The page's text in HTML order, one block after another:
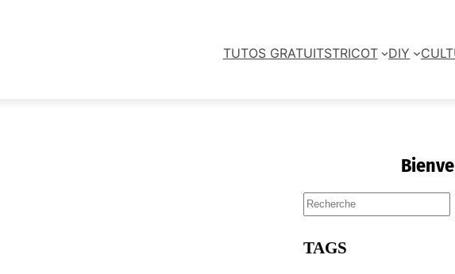
TUTOS GRATUITSTRICOT DIY
S
e
a
r
TAGS